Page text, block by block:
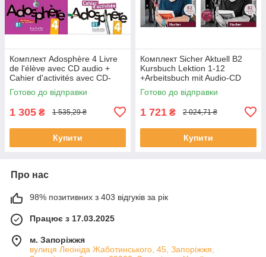
Комплект Adosphère 4 Livre
de l'élève avec CD audio +
Cahier d'activités avec CD-
ROM (оригинал)
Готово до відправки
1 305 ₴ 1 535,29 ₴
Купити
Комплект Sicher Aktuell B2
Kursbuch Lektion 1-12
+Arbeitsbuch mit Audio-CD
Lektion 1-12 (оригинал)
Готово до відправки
1 721 ₴ 2 024,71 ₴
Купити
Про нас
98% позитивних з 403 відгуків за рік
Працює з 17.03.2025
м. Запоріжжя
вулиця Леоніда Жаботинського, 45, Запоріжжя,